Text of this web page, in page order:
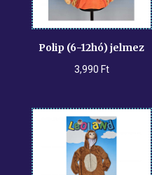
Polip (6-12hó) jelmez
3,990 Ft